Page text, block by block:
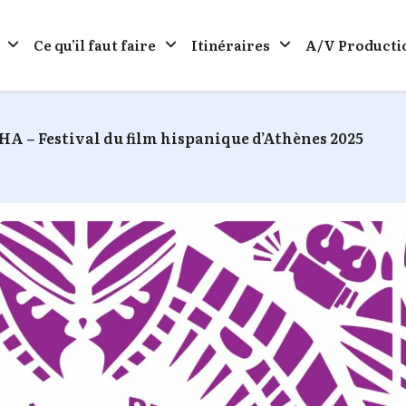
Ce qu’il faut faire Itinéraires A/V
– Festival du film hispanique d’Athènes 2025